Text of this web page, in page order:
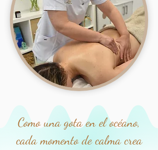
Como una gota en el océano,
cada momento de calma crea